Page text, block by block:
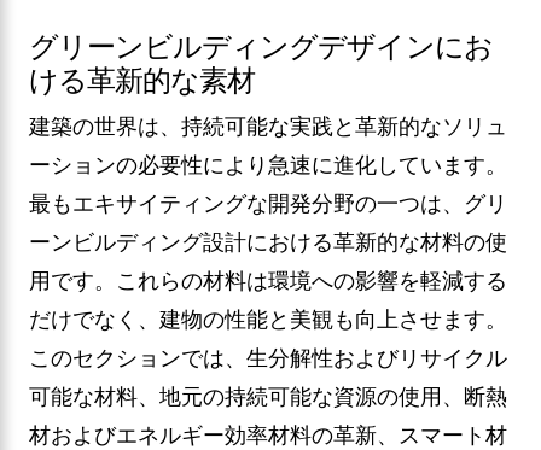
グリーンビルディングデザインにお
ける革新的な素材
建築の世界は、持続可能な実践と革新的なソリュ
ーションの必要性により急速に進化しています。
最もエキサイティングな開発分野の一つは、グリ
ーンビルディング設計における革新的な材料の使
用です。これらの材料は環境への影響を軽減する
だけでなく、建物の性能と美観も向上させます。
このセクションでは、生分解性およびリサイクル
可能な材料、地元の持続可能な資源の使用、断熱
材およびエネルギー効率材料の革新、スマート材